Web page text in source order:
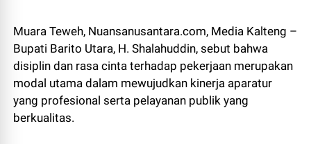
Muara Teweh, Nuansanusantara.com, Media Kalteng –
Bupati Barito Utara, H. Shalahuddin, sebut bahwa
disiplin dan rasa cinta terhadap pekerjaan merupakan
modal utama dalam mewujudkan kinerja aparatur
yang profesional serta pelayanan publik yang
berkualitas.